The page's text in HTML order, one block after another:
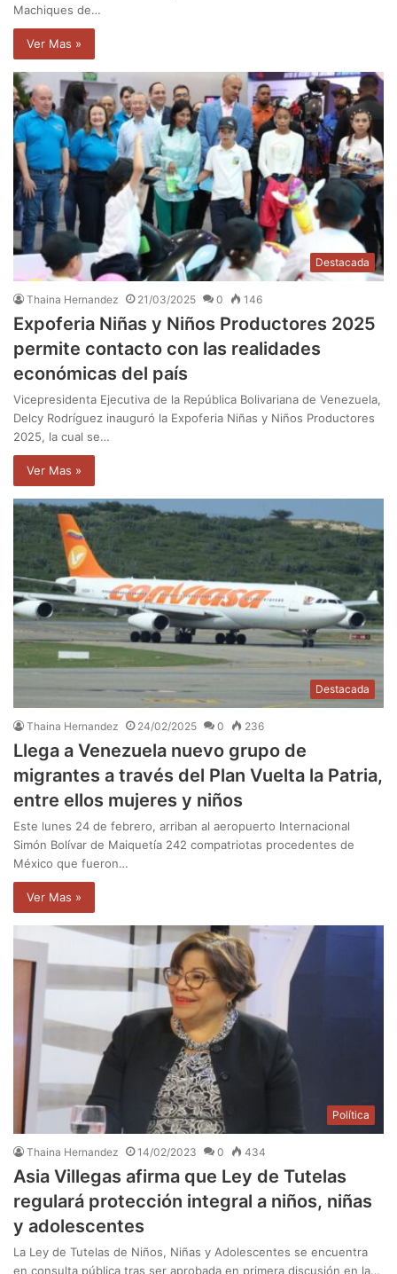
Machiques de…
Ver Mas »
Destacada
Thaina Hernandez 21/03/2025 0 146
Expoferia Niñas y Niños Productores 2025
permite contacto con las realidades
económicas del país
Vicepresidenta Ejecutiva de la República Bolivariana de Venezuela,
Delcy Rodríguez inauguró la Expoferia Niñas y Niños Productores
2025, la cual se…
Ver Mas »
Destacada
Thaina Hernandez 24/02/2025 0 236
Llega a Venezuela nuevo grupo de
migrantes a través del Plan Vuelta la Patria,
entre ellos mujeres y niños
Este lunes 24 de febrero, arriban al aeropuerto Internacional
Simón Bolívar de Maiquetía 242 compatriotas procedentes de
México que fueron…
Ver Mas »
Política
Thaina Hernandez 14/02/2023 0 434
Asia Villegas afirma que Ley de Tutelas
regulará protección integral a niños, niñas
y adolescentes
La Ley de Tutelas de Niños, Niñas y Adolescentes se encuentra
en consulta pública tras ser aprobada en primera discusión en la…